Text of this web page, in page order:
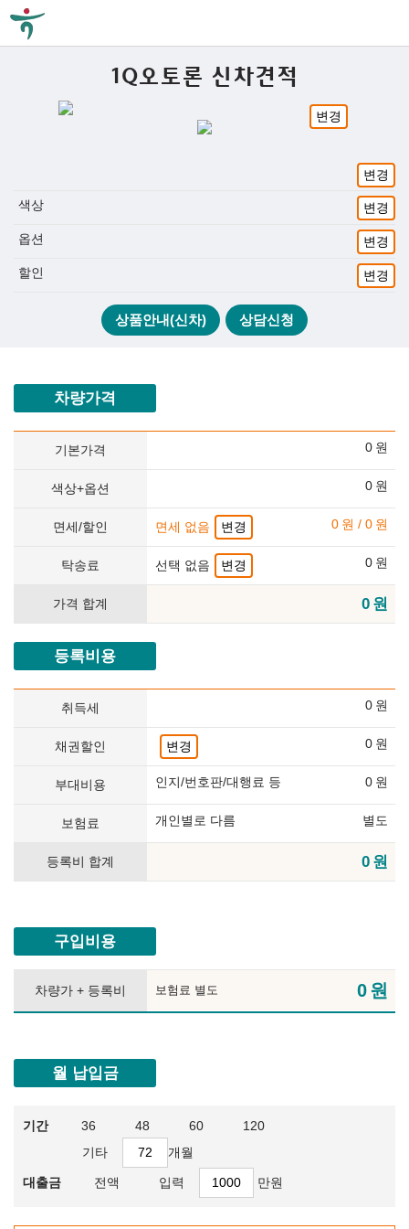
1Q오토론 신차견적
변경
변경
색상 변경
옵션 변경
할인 변경
상품안내(신차) 상담신청
차량가격
기본가격 0 원
색상+옵션 0 원
면세/할인 면세 없음 변경 0 원 / 0 원
탁송료 선택 없음 변경 0 원
가격 합계 0 원
등록비용
취득세 0 원
채권할인 변경 0 원
부대비용 인지/번호판/대행료 등 0 원
보험료 개인별로 다름 별도
등록비 합계 0 원
구입비용
차량가 + 등록비 보험료 별도 0원
월 납입금
기간 36 48 60
120
기타
개월
대출금 전액 입력 만원